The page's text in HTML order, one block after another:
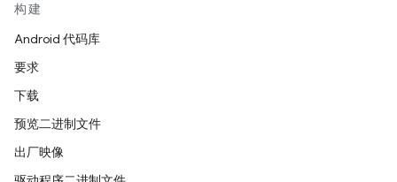
构建
Android 代码库
要求
下载
预览二进制文件
出厂映像